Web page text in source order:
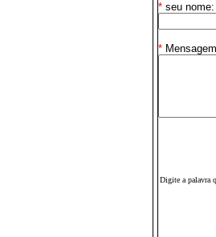
*seu nome:
*
Digite a palavra